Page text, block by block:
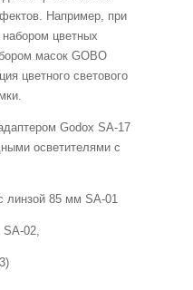
Например, при
цветных
масок GOBO
цветного светового
Godox SA-17
осветителями с
линзой 85 мм SA-01
SA-02,